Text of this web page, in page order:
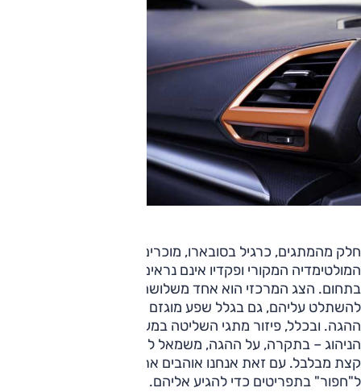
חלק מהמתגים, כרגיל בסובארו, מוכרים ועיצובם מיושן, וגם מערך
המולטימדיה המקורי ופקדיו אינם נראים כמו המילה האחרונה
בתחום. הצג המרכזי הוא אחד משלושה, ונדרש מעט זמן כדי
להשתלט עליהם, גם בגלל שפע מוגזם של מתגי תפעול על
ההגה. ובכלל, פיזור מתגי השליטה במערכות הבטיחות ושל מצבי
הניהוג – בתקרה, על ההגה, משמאל להגה ומאחורי הבורר –
קצת מבלבל. עם זאת אנחנו אוהבים את העובדה שאין צורך
ל"חפור" בתפריטים כדי להגיע אליהם.